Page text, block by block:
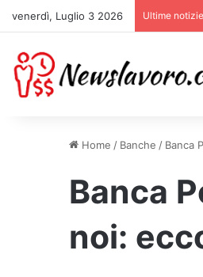
venerdì, Luglio 3 2026 Ultime notizie
Home / Banche / Banca
Banca
noi: